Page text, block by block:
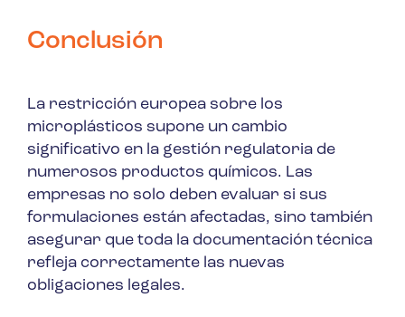
Conclusión
La restricción europea sobre los
microplásticos supone un cambio
significativo en la gestión regulatoria de
numerosos productos químicos. Las
empresas no solo deben evaluar si sus
formulaciones están afectadas, sino también
asegurar que toda la documentación técnica
refleja correctamente las nuevas
obligaciones legales.